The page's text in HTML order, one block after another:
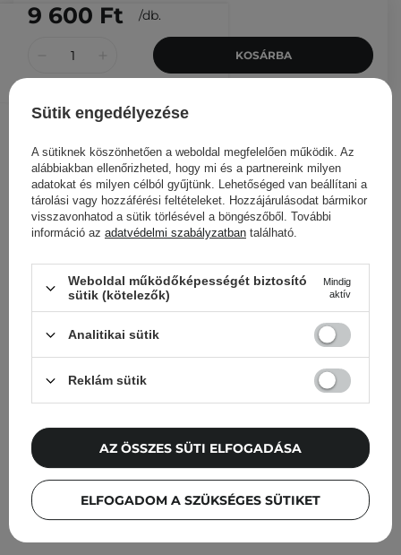
9 600 Ft /db.
KOSÁRBA
nézegették
Trust My Sister - Protein Hair Mask - Protein Maszk
Erősen Porózus Hajra - 200ml
5 475,00 Ft
Sütik engedélyezése
A sütiknek köszönhetően a weboldal megfelelően működik. Az
alábbiakban ellenőrizheted, hogy mi és a partnereink milyen
adatokat és milyen célból gyűjtünk. Lehetőséged van beállítani a
tárolási vagy hozzáférési feltételeket. Hozzájárulásodat bármikor
visszavonhatod a sütik törlésével a böngészőből. További
információ az adatvédelmi szabályzatban található.
Weboldal működőképességét biztosító
sütik (kötelezők)
Mindig
aktív
Analitikai sütik
Reklám sütik
ELFOGADOM A SZÜKSÉGES SÜTIKET
AZ ÖSSZES SÜTI ELFOGADÁSA